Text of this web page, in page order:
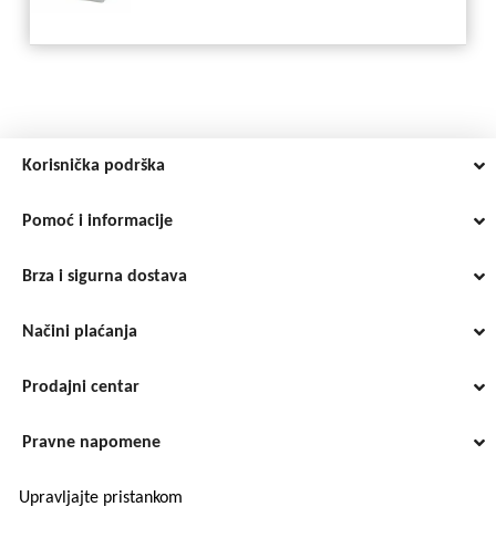
Korisnička podrška
Pomoć i informacije
Brza i sigurna dostava
Načini plaćanja
Prodajni centar
Pravne napomene
Upravljajte pristankom